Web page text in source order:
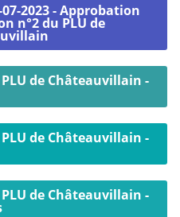
2023 - Approbation
n°2 du PLU de
de Châteauvillain -
de Châteauvillain -
de Châteauvillain -